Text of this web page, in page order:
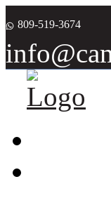
809-519-3674